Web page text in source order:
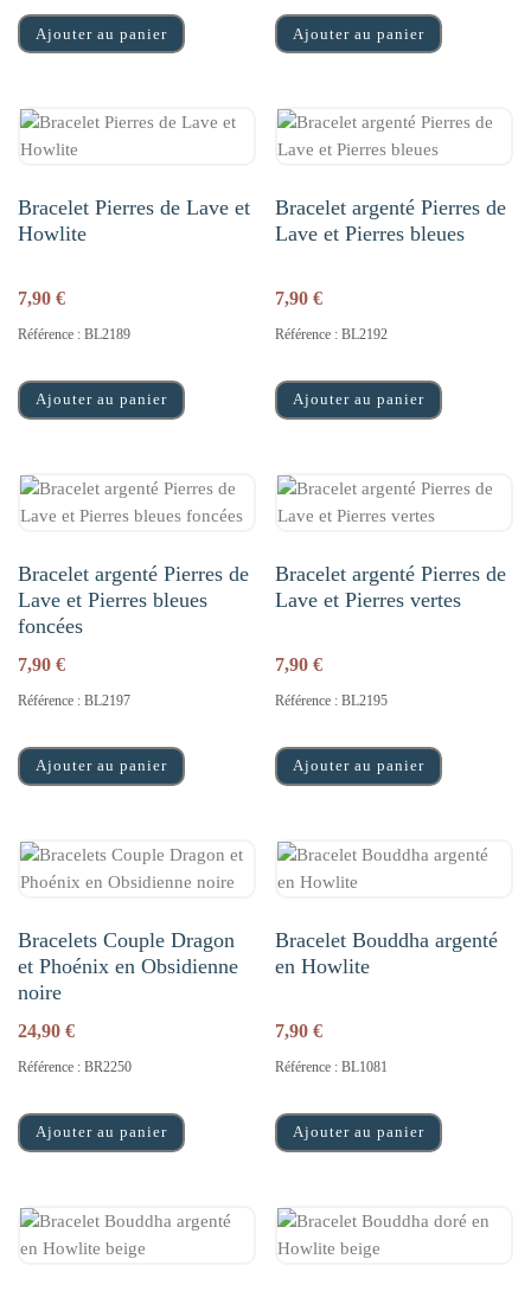
Ajouter au panier Ajouter au panier
Bracelet Pierres de Lave et
Howlite
7,90 €
Référence : BL2189
Ajouter au panier
Bracelet argenté Pierres de
Lave et Pierres bleues
7,90€
Référence : BL2192
Ajouter au panier
Bracelet argenté Pierres de
Lave et Pierres bleues
foncées
7,90 €
Référence : BL2197
Ajouter au panier
Bracelet argenté Pierres de
Lave et Pierres vertes
7,90€
Référence : BL2195
Ajouter au panier
Bracelets Couple Dragon
et Phoénix en Obsidienne
noire
24,90 €
Référence : BR2250
Ajouter au panier
Bracelet Bouddha argenté
en Howlite
7,90€
Référence : BL1081
Ajouter au panier